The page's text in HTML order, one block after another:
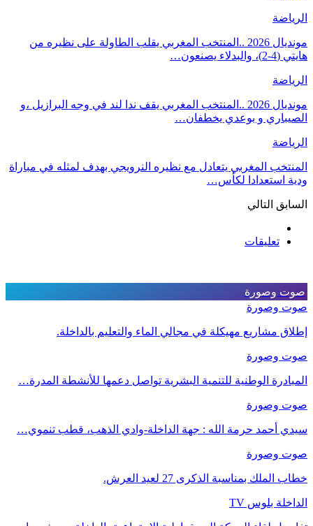
الرياضة
مونديال 2026 ..المنتخب المغربي يقلب الطاولة على نظيره من
هايتي (4-2)، والبدلاء يصنعون…
الرياضة
مونديال 2026 ..المنتخب المغربي يقف ندا لند في وجه البرازيل ،و
الصيباري و بوعدي يخطفان…
الرياضة
المنتخب المغربي يتعادل مع نظيره النرويجي بهدف لمثله في مباراة
ودية استعدادا لكأس…
السابق التالي
تعليقات
صوت وصورة
صوت وصورة
إطلاق مشاريع مهيكلة في مجالي الماء والتعليم بالداخلة.
صوت وصورة
المبادرة الوطنية للتنمية البشرية تواصل دعمها للأنشطة المدرة…
صوت وصورة
سيدي أحمد حرمة الله : جهة الداخلة-وادي الذهب، قطب تنموي…
صوت وصورة
خطاب الملك بمناسبة الذكرى 27 لعيد العرش.
الداخلة بلوس TV